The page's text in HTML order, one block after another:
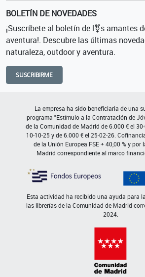
BOLETÍN DE NOVEDADES
¡Suscríbete al boletín de l⚧s amantes
aventura!. Descubre las últimas
naturaleza, outdoor y aventura.
SUSCRIBIRME
La empresa ha sido beneficiaria de una
programa "Estímulo a la Contratación de
de la Comunidad de Madrid de 6.000 € el
10-10-25 y de 6.000 € el 25-02-26.
de la Unión Europea FSE + 40,00 % y por
Madrid correspondiente al marco
Esta actividad ha recibido una ayuda para
las librerías de la Comunidad de Madrid
2024.